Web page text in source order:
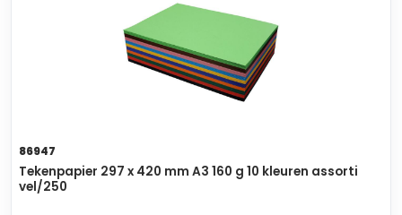
86947
Tekenpapier 297 x 420 mm A3 160 g 10 kleuren assorti
vel/250